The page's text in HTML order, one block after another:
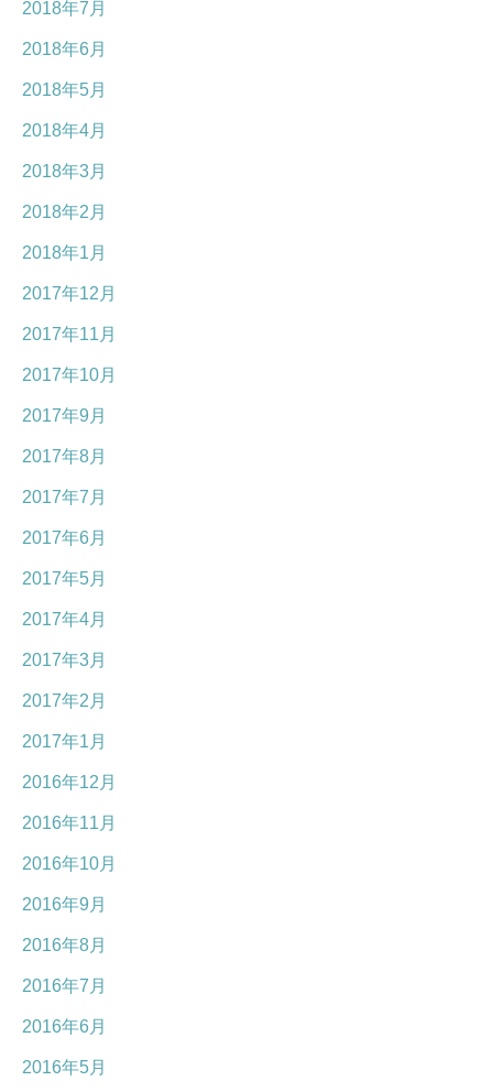
2018年7月
2018年6月
2018年5月
2018年4月
2018年3月
2018年2月
2018年1月
2017年12月
2017年11月
2017年10月
2017年9月
2017年8月
2017年7月
2017年6月
2017年5月
2017年4月
2017年3月
2017年2月
2017年1月
2016年12月
2016年11月
2016年10月
2016年9月
2016年8月
2016年7月
2016年6月
2016年5月